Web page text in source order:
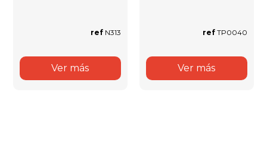
refN313
Ver más
refTP0040
Ver más